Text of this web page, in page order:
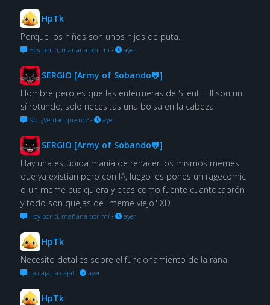
HpTk
Porque los niños son unos hijos de puta.
Hoy por ti, mañana por mí· ayer
SERGIO [Army of Sobando🐸]
Hombre pero es que las enfermeras de Silent Hill son un
sí rotundo, solo necesitas una bolsa en la cabeza
No. ¿Verdad que no?· ayer
SERGIO [Army of Sobando🐸]
Hay una estúpida manía de rehacer los mismos memes
que ya existian pero con IA, luego les pones un ragecomic
o un meme cualquiera y citas como fuente cuantocabrón
y todo son quejas de "meme viejo" XD
Hoy por ti, mañana por mí· ayer
HpTk
Necesito detalles sobre el funcionamiento de la rana.
La caja, la caja! · ayer
HpTk